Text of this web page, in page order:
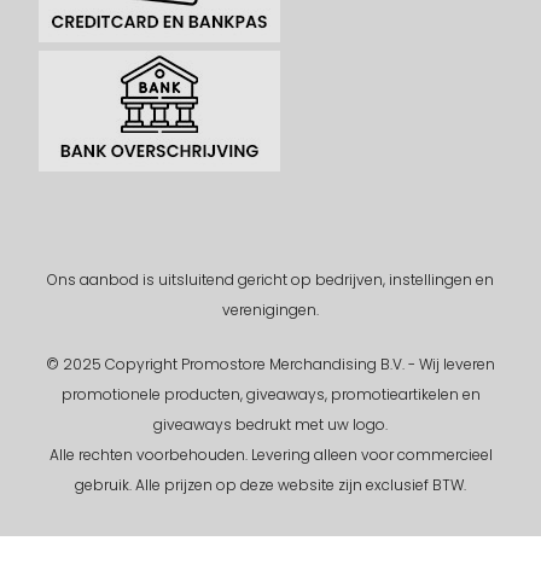
Ons aanbod is uitsluitend gericht op bedrijven, instellingen en
verenigingen.
© 2025 Copyright Promostore Merchandising B.V. - Wij leveren
promotionele producten, giveaways, promotieartikelen en
giveaways bedrukt met uw logo.
Alle rechten voorbehouden.Levering alleen voor commercieel
gebruik. Alle prijzen op deze website zijn exclusief BTW.